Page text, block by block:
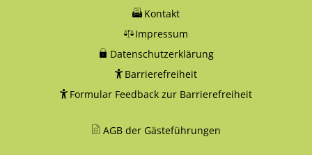
Kontakt
Impressum
Datenschutzerklärung
Barrierefreiheit
Formular Feedback zur Barrierefreiheit
AGB der Gästeführungen